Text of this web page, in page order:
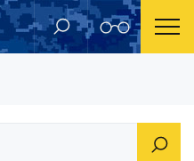
Розпорядження Новокаховського міського голови 2020 рік Про преміювання